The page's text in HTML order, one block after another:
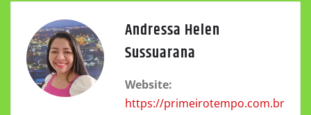
Andressa Helen
Sussuarana
Website:
https://primeirotempo.com.br